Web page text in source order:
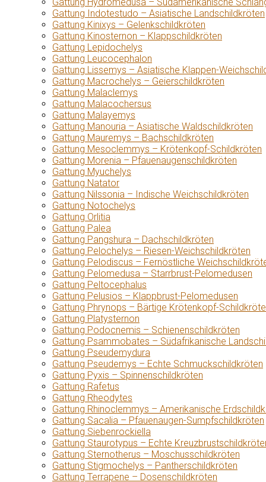
Gattung Indotestudo – Asiatische Landschildkröten
Gattung Kinixys – Gelenkschildkröten
Gattung Kinosternon – Klappschildkröten
Gattung Lepidochelys
Gattung Leucocephalon
Gattung Lissemys – Asiatische Klappen-
Gattung Macrochelys – Geierschildkröten
Gattung Malaclemys
Gattung Malacochersus
Gattung Malayemys
Gattung Manouria – Asiatische Waldschildkröten
Gattung Mauremys – Bachschildkröten
Gattung Mesoclemmys – Krötenkopf-Schildkröten
Gattung Morenia – Pfauenaugenschildkröten
Gattung Myuchelys
Gattung Natator
Gattung Nilssonia – Indische Weichschildkröten
Gattung Notochelys
Gattung Orlitia
Gattung Palea
Gattung Pangshura – Dachschildkröten
Gattung Pelochelys – Riesen-Weichschildkröten
Gattung Pelodiscus – Fernöstliche
Gattung Pelomedusa – Starrbrust-Pelomedusen
Gattung Peltocephalus
Gattung Pelusios – Klappbrust-Pelomedusen
Gattung Phrynops – Bärtige Krötenkopf-
Gattung Platysternon
Gattung Podocnemis – Schienenschildkröten
Gattung Psammobates – Südafrikanische
Gattung Pseudemydura
Gattung Pseudemys – Echte Schmuckschildkröten
Gattung Pyxis – Spinnenschildkröten
Gattung Rafetus
Gattung Rheodytes
Gattung Rhinoclemmys – Amerikanische
Gattung Sacalia – Pfauenaugen-Sumpfschildkröten
Gattung Siebenrockiella
Gattung Staurotypus – Echte
Gattung Sternotherus – Moschusschildkröten
Gattung Stigmochelys – Pantherschildkröten
Gattung Terrapene – Dosenschildkröten